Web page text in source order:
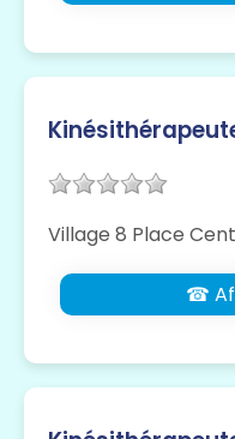
Village 8 Place
☎